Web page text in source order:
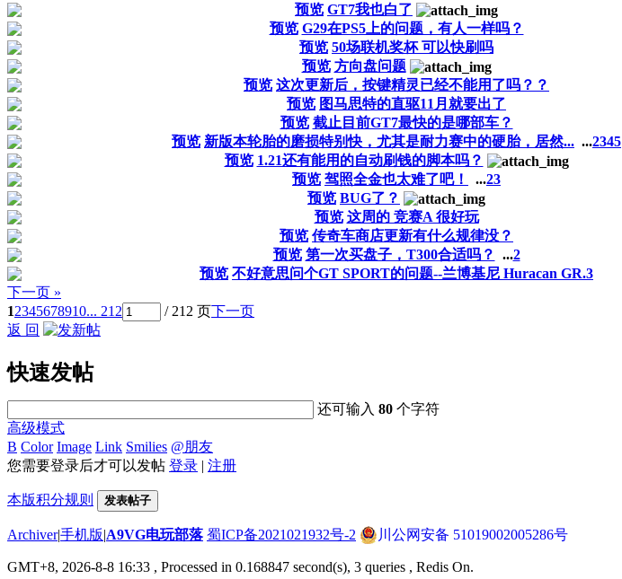
预览 GT7我也白了
预览 G29在PS5上的问题，有人一样吗？
预览 50场联机奖杯 可以快刷吗
预览 方向盘问题
预览 这次更新后，按键精灵已经不能用了吗？？
预览 图马思特的直驱11月就要出了
预览 截止目前GT7最快的是哪部车？
预览 新版本轮胎的磨损特别快，尤其是耐力赛中的硬胎，居然... ...2345
预览 1.21还有能用的自动刷钱的脚本吗？
预览 驾照全金也太难了吧！ ...23
预览 BUG了？
预览 这周的 竞赛A 很好玩
预览 传奇车商店更新有什么规律没？
预览 第一次买盘子，T300合适吗？ ...2
预览 不好意思问个GT SPORT的问题--兰博基尼 Huracan GR.3
下一页 »
12345678910... 212 / 212 页下一页
返 回
快速发帖
还可输入80 个字符
高级模式
B Color Image Link Smilies @朋友
您需要登录后才可以发帖 登录 | 注册
本版积分规则 发表帖子
Archiver|手机版|A9VG电玩部落 蜀ICP备2021021932号-2 川公网安备 51019002005286号
GMT+8, 2026-8-8 16:33 , Processed in 0.168847 second(s), 3 queries , Redis On.